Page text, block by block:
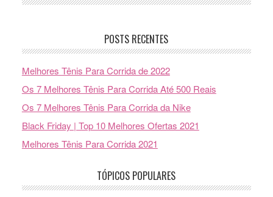
POSTS RECENTES
Melhores Tênis Para Corrida de 2022
Os 7 Melhores Tênis Para Corrida Até 500 Reais
Os 7 Melhores Tênis Para Corrida da Nike
Black Friday | Top 10 Melhores Ofertas 2021
Melhores Tênis Para Corrida 2021
TÓPICOS POPULARES